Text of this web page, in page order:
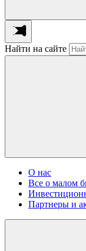
Найти на сайте
О нас
Все о малом
Партнеры и